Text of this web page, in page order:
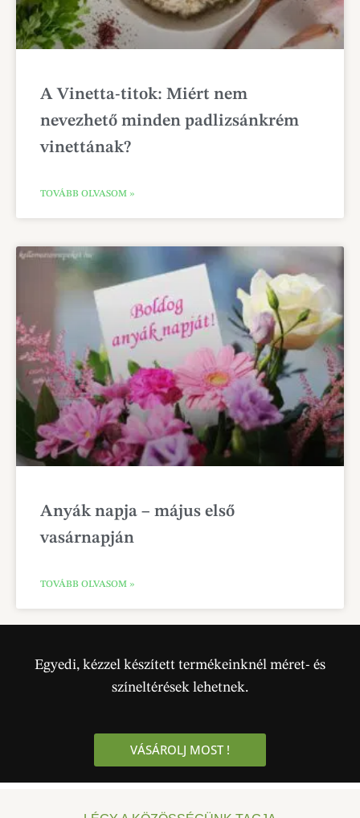
A Vinetta-titok: Miért nem
nevezhető minden padlizsánkrém
vinettának?
TOVÁBB OLVASOM »
Anyák napja – május első
vasárnapján
TOVÁBB OLVASOM »
Egyedi, kézzel készített termékeinknél méret- és
színeltérések lehetnek.
VÁSÁROLJ MOST !